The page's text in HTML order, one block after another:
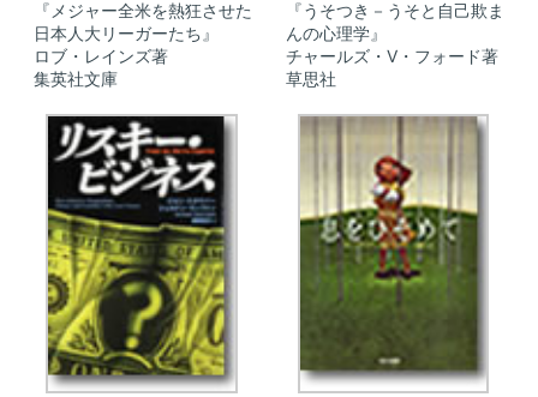
『メジャー全米を熱狂させた
日本人大リーガーたち』
ロブ・レインズ著
集英社文庫
『うそつき－うそと自己欺ま
んの心理学』
チャールズ・V・フォード著
草思社